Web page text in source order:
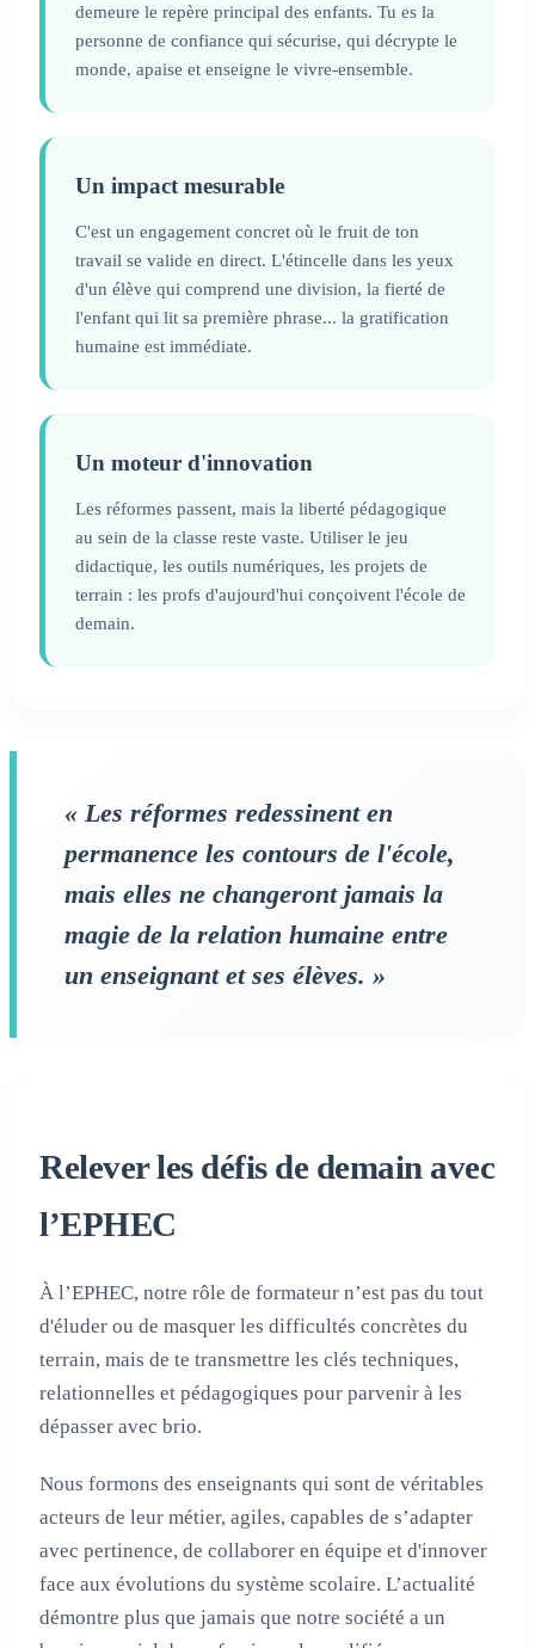
demeure le repère principal des enfants. Tu es la
personne de confiance qui sécurise, qui décrypte le
monde, apaise et enseigne le vivre-ensemble.
Un impact mesurable
C'est un engagement concret où le fruit de ton
travail se valide en direct. L'étincelle dans les yeux
d'un élève qui comprend une division, la fierté de
l'enfant qui lit sa première phrase... la gratification
humaine est immédiate.
Un moteur d'innovation
Les réformes passent, mais la liberté pédagogique
au sein de la classe reste vaste. Utiliser le jeu
didactique, les outils numériques, les projets de
terrain : les profs d'aujourd'hui conçoivent l'école de
demain.
« Les réformes redessinent en
permanence les contours de l'école,
mais elles ne changeront jamais la
magie de la relation humaine entre
un enseignant et ses élèves. »
Relever les défis de demain avec
l’EPHEC
À l’EPHEC, notre rôle de formateur n’est pas du tout
d'éluder ou de masquer les difficultés concrètes du
terrain, mais de te transmettre les clés techniques,
relationnelles et pédagogiques pour parvenir à les
dépasser avec brio.
Nous formons des enseignants qui sont de véritables
acteurs de leur métier, agiles, capables de s’adapter
avec pertinence, de collaborer en équipe et d'innover
face aux évolutions du système scolaire. L’actualité
démontre plus que jamais que notre société a un